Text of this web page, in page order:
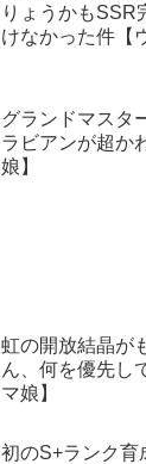
りょうかもSSR
けなかった件【
グランドマスタ
ラビアンが超か
娘】
虹の開放結晶が
ん、何を優先し
マ娘】
初のS+ランク育